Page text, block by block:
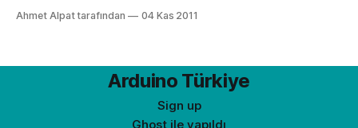
yapılacak bir uygulama için ayrı Arduino çeşidi olduğu gibi,
Ahmet Alpat tarafından 04 Kas 2011
Arduino Türkiye
Sign up
Ghost ile yapıldı